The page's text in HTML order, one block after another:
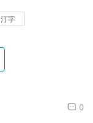
汀字
0